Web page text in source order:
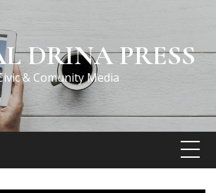
DRINA PRESS
& Comunity Media